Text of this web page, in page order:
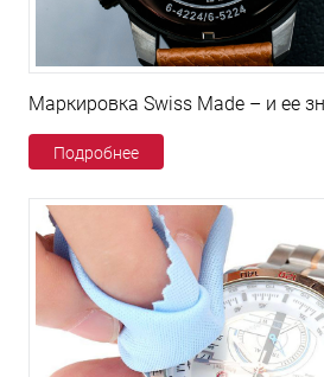
Маркировка Swiss Made – и ее
Подробнее